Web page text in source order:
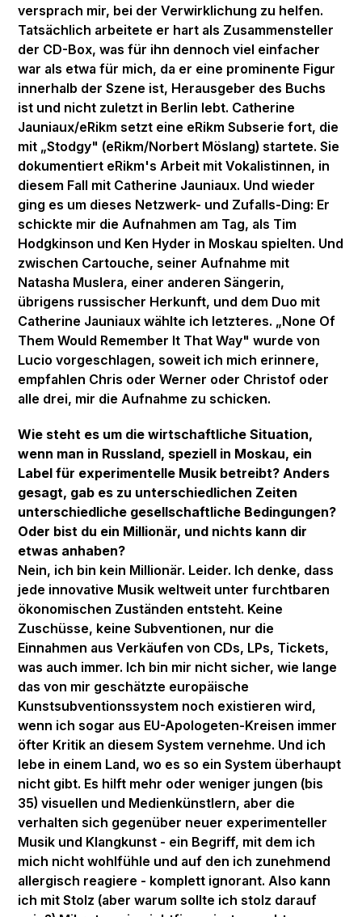
versprach mir, bei der Verwirklichung zu helfen.
Tatsächlich arbeitete er hart als Zusammensteller
der CD-Box, was für ihn dennoch viel einfacher
war als etwa für mich, da er eine prominente Figur
innerhalb der Szene ist, Herausgeber des Buchs
ist und nicht zuletzt in Berlin lebt. Catherine
Jauniaux/eRikm setzt eine eRikm Subserie fort, die
mit „Stodgy" (eRikm/Norbert Möslang) startete. Sie
dokumentiert eRikm's Arbeit mit Vokalistinnen, in
diesem Fall mit Catherine Jauniaux. Und wieder
ging es um dieses Netzwerk- und Zufalls-Ding: Er
schickte mir die Aufnahmen am Tag, als Tim
Hodgkinson und Ken Hyder in Moskau spielten. Und
zwischen Cartouche, seiner Aufnahme mit
Natasha Muslera, einer anderen Sängerin,
übrigens russischer Herkunft, und dem Duo mit
Catherine Jauniaux wählte ich letzteres. „None Of
Them Would Remember It That Way" wurde von
Lucio vorgeschlagen, soweit ich mich erinnere,
empfahlen Chris oder Werner oder Christof oder
alle drei, mir die Aufnahme zu schicken.
Wie steht es um die wirtschaftliche Situation,
wenn man in Russland, speziell in Moskau, ein
Label für experimentelle Musik betreibt? Anders
gesagt, gab es zu unterschiedlichen Zeiten
unterschiedliche gesellschaftliche Bedingungen?
Oder bist du ein Millionär, und nichts kann dir
etwas anhaben?
Nein, ich bin kein Millionär. Leider. Ich denke, dass
jede innovative Musik weltweit unter furchtbaren
ökonomischen Zuständen entsteht. Keine
Zuschüsse, keine Subventionen, nur die
Einnahmen aus Verkäufen von CDs, LPs, Tickets,
was auch immer. Ich bin mir nicht sicher, wie lange
das von mir geschätzte europäische
Kunstsubventionssystem noch existieren wird,
wenn ich sogar aus EU-Apologeten-Kreisen immer
öfter Kritik an diesem System vernehme. Und ich
lebe in einem Land, wo es so ein System überhaupt
nicht gibt. Es hilft mehr oder weniger jungen (bis
35) visuellen und Medienkünstlern, aber die
verhalten sich gegenüber neuer experimenteller
Musik und Klangkunst - ein Begriff, mit dem ich
mich nicht wohlfühle und auf den ich zunehmend
allergisch reagiere - komplett ignorant. Also kann
ich mit Stolz (aber warum sollte ich stolz darauf